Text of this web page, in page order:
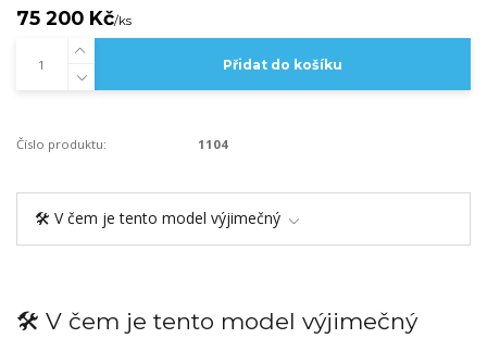
75 200 Kč/ks
Přidat do košíku
Číslo produktu: 1104
🛠️ V čem je tento model výjimečný
🛠️ V čem je tento model výjimečný